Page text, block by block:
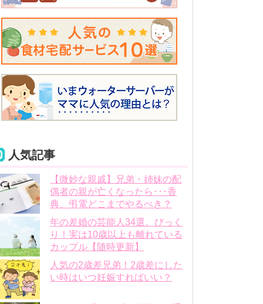
人気記事
【微妙な親戚】兄弟・姉妹の配
偶者の親が亡くなったら･･･香
典、弔電どこまでやるべき？
年の差婚の芸能人34選。びっく
り！実は10歳以上も離れている
カップル【随時更新】
人気の2歳差兄弟！2歳差にした
い時はいつ妊娠すればいい？